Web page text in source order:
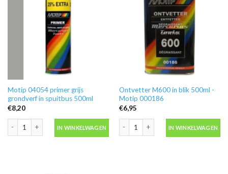
Motip 04054 primer grijs
grondverf in spuitbus 500ml
€8,20
IN WINKELWAGEN
Ontvetter M600 in blik 500ml -
Motip 000186
€6,95
IN WINKELWAGEN